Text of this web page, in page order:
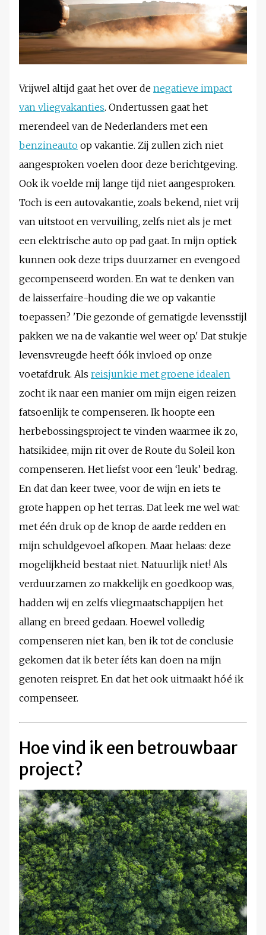
Vrijwel altijd gaat het over de negatieve impact
van vliegvakanties. Ondertussen gaat het
merendeel van de Nederlanders met een
benzineauto op vakantie. Zij zullen zich niet
aangesproken voelen door deze berichtgeving.
Ook ik voelde mij lange tijd niet aangesproken.
Toch is een autovakantie, zoals bekend, niet vrij
van uitstoot en vervuiling, zelfs niet als je met
een elektrische auto op pad gaat. In mijn optiek
kunnen ook deze trips duurzamer en evengoed
gecompenseerd worden. En wat te denken van
de laisserfaire-houding die we op vakantie
toepassen? 'Die gezonde of gematigde levensstijl
pakken we na de vakantie wel weer op.' Dat stukje
levensvreugde heeft óók invloed op onze
voetafdruk. Als reisjunkie met groene idealen
zocht ik naar een manier om mijn eigen reizen
fatsoenlijk te compenseren. Ik hoopte een
herbebossingsproject te vinden waarmee ik zo,
hatsikidee, mijn rit over de Route du Soleil kon
compenseren. Het liefst voor een ‘leuk’ bedrag.
En dat dan keer twee, voor de wijn en iets te
grote happen op het terras. Dat leek me wel wat:
met één druk op de knop de aarde redden en
mijn schuldgevoel afkopen. Maar helaas: deze
mogelijkheid bestaat niet. Natuurlijk niet! Als
verduurzamen zo makkelijk en goedkoop was,
hadden wij en zelfs vliegmaatschappijen het
allang en breed gedaan. Hoewel volledig
compenseren niet kan, ben ik tot de conclusie
gekomen dat ik beter íéts kan doen na mijn
genoten reispret. En dat het ook uitmaakt hóé ik
compenseer.
Hoe vind ik een betrouwbaar
project?